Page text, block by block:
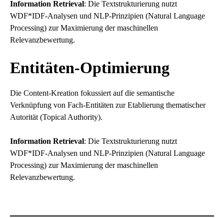
Information Retrieval: Die Textstrukturierung nutzt
WDF*IDF-Analysen und NLP-Prinzipien (Natural Language
Processing) zur Maximierung der maschinellen
Relevanzbewertung.
Entitäten-Optimierung
Die Content-Kreation fokussiert auf die semantische
Verknüpfung von Fach-Entitäten zur Etablierung thematischer
Autorität (Topical Authority).
Information Retrieval: Die Textstrukturierung nutzt
WDF*IDF-Analysen und NLP-Prinzipien (Natural Language
Processing) zur Maximierung der maschinellen
Relevanzbewertung.